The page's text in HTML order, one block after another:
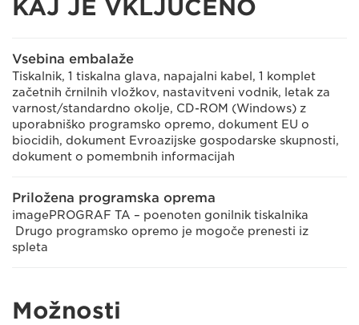
KAJ JE VKLJUČENO
Vsebina embalaže
Tiskalnik, 1 tiskalna glava, napajalni kabel, 1 komplet
začetnih črnilnih vložkov, nastavitveni vodnik, letak za
varnost/standardno okolje, CD-ROM (Windows) z
uporabniško programsko opremo, dokument EU o
biocidih, dokument Evroazijske gospodarske skupnosti,
dokument o pomembnih informacijah
Priložena programska oprema
imagePROGRAF TA – poenoten gonilnik tiskalnika
Drugo programsko opremo je mogoče prenesti iz
spleta
Možnosti